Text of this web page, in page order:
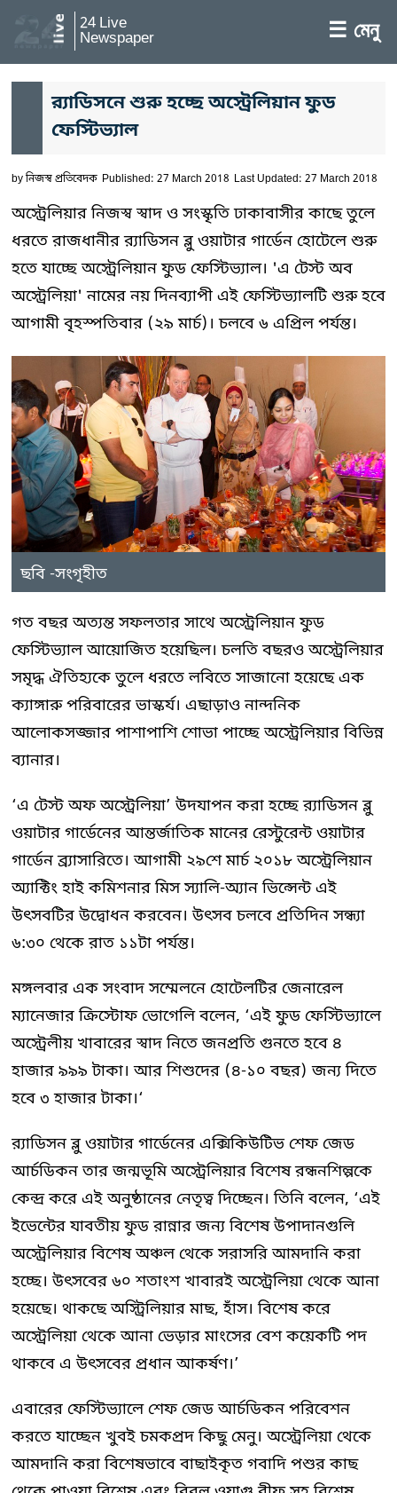
24 Live
Newspaper ☰ মেনু
র‌্যাডিসনে শুরু হচ্ছে অস্ট্রেলিয়ান ফুড
ফেস্টিভ্যাল
byনিজস্ব প্রতিবেদক Published: 27 March 2018 Last Updated: 27 March 2018
অস্ট্রেলিয়ার নিজস্ব স্বাদ ও সংস্কৃতি ঢাকাবাসীর কাছে তুলে
ধরতে রাজধানীর র‌্যাডিসন ব্লু ওয়াটার গার্ডেন হোটেলে শুরু
হতে যাচ্ছে অস্ট্রেলিয়ান ফুড ফেস্টিভ্যাল। 'এ টেস্ট অব
অস্ট্রেলিয়া' নামের নয় দিনব্যাপী এই ফেস্টিভ্যালটি শুরু হবে
আগামী বৃহস্পতিবার (২৯ মার্চ)। চলবে ৬ এপ্রিল পর্যন্ত।
ছবি -সংগৃহীত
গত বছর অত্যন্ত সফলতার সাথে অস্ট্রেলিয়ান ফুড
ফেস্টিভ্যাল আয়োজিত হয়েছিল। চলতি বছরও অস্ট্রেলিয়ার
সমৃদ্ধ ঐতিহ্যকে তুলে ধরতে লবিতে সাজানো হয়েছে এক
ক্যাঙ্গারু পরিবারের ভাস্কর্য। এছাড়াও নান্দনিক
আলোকসজ্জার পাশাপাশি শোভা পাচ্ছে অস্ট্রেলিয়ার বিভিন্ন
ব্যানার।
‘এ টেস্ট অফ অস্ট্রেলিয়া’ উদযাপন করা হচ্ছে র‌্যাডিসন ব্লু
ওয়াটার গার্ডেনের আন্তর্জাতিক মানের রেস্টুরেন্ট ওয়াটার
গার্ডেন ব্র্যাসারিতে। আগামী ২৯শে মার্চ ২০১৮ অস্ট্রেলিয়ান
অ্যাক্টিং হাই কমিশনার মিস স্যালি-অ্যান ভিন্সেন্ট এই
উৎসবটির উদ্বোধন করবেন। উৎসব চলবে প্রতিদিন সন্ধ্যা
৬:৩০ থেকে রাত ১১টা পর্যন্ত।
মঙ্গলবার এক সংবাদ সম্মেলনে হোটেলটির জেনারেল
ম্যানেজার ক্রিস্টোফ ভোগেলি বলেন, ‘এই ফুড ফেস্টিভ্যালে
অস্ট্রেলীয় খাবারের স্বাদ নিতে জনপ্রতি গুনতে হবে ৪
হাজার ৯৯৯ টাকা। আর শিশুদের (৪-১০ বছর) জন্য দিতে
হবে ৩ হাজার টাকা।‘
র‌্যাডিসন ব্লু ওয়াটার গার্ডেনের এক্সিকিউটিভ শেফ জেড
আর্চডিকন তার জন্মভূমি অস্ট্রেলিয়ার বিশেষ রন্ধনশিল্পকে
কেন্দ্র করে এই অনুষ্ঠানের নেতৃত্ব দিচ্ছেন। তিনি বলেন, ‘এই
ইভেন্টের যাবতীয় ফুড রান্নার জন্য বিশেষ উপাদানগুলি
অস্ট্রেলিয়ার বিশেষ অঞ্চল থেকে সরাসরি আমদানি করা
হচ্ছে। উৎসবের ৬০ শতাংশ খাবারই অস্ট্রেলিয়া থেকে আনা
হয়েছে। থাকছে অস্ট্রিলিয়ার মাছ, হাঁস। বিশেষ করে
অস্ট্রেলিয়া থেকে আনা ভেড়ার মাংসের বেশ কয়েকটি পদ
থাকবে এ উৎসবের প্রধান আকর্ষণ।’
এবারের ফেস্টিভ্যালে শেফ জেড আর্চডিকন পরিবেশন
করতে যাচ্ছেন খুবই চমকপ্রদ কিছু মেনু। অস্ট্রেলিয়া থেকে
আমদানি করা বিশেষভাবে বাছাইকৃত গবাদি পশুর কাছ